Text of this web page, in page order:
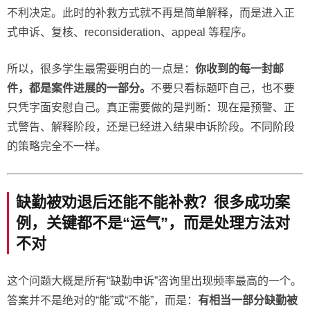
不利决定。此时的补救方式就不再是简单解释，而是进入正
式申诉、复核、reconsideration、appeal 等程序。
所以，很多学生最需要明白的一点是： 你收到的每一封邮
件，都是案件进展的一部分。 不要只看标题吓自己，也不要
只凭字面安慰自己。真正需要做的是判断：现在是预警、正
式警告、解释阶段，还是已经进入结果申诉阶段。不同阶段
的策略完全不一样。
缺勤被劝退后还能不能补救？很多成功案
例，关键都不是“运气”，而是处理方法对
不对
这个问题大概是所有“缺勤申诉”咨询里出现频率最高的一个。
答案并不是绝对的“能”或“不能”，而是： 有相当一部分缺勤被